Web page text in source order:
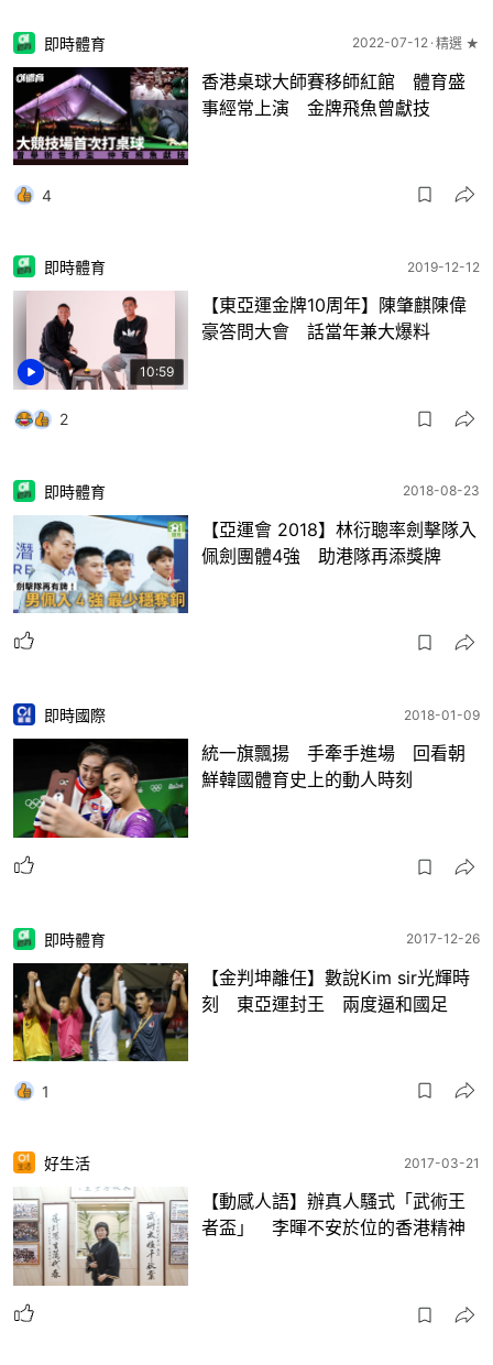
即時體育 2022-07-12 精選 ★
香港桌球大師賽移師紅館 體育盛
事經常上演 金牌飛魚曾獻技
4
10:59
即時體育 2019-12-12
【東亞運金牌10周年】陳肇麒陳偉
豪答問大會 話當年兼大爆料
2
即時體育 2018-08-23
【亞運會 2018】林衍聰率劍擊隊入
佩劍團體4強 助港隊再添獎牌
即時國際 2018-01-09
統一旗飄揚 手牽手進場 回看朝
鮮韓國體育史上的動人時刻
即時體育 2017-12-26
【金判坤離任】數說Kim sir光輝時
刻 東亞運封王 兩度逼和國足
1
好生活 2017-03-21
【動感人語】辦真人騷式「武術王
者盃」 李暉不安於位的香港精神